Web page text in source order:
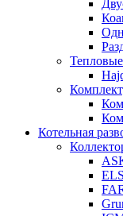
Котельная